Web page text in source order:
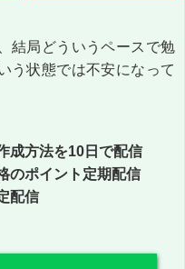
結局どういうペースで勉
う状態では不安になって
成方法を10日で配信
のポイント定期配信
配信